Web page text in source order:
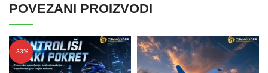
POVEZANI PROIZVODI
-33%